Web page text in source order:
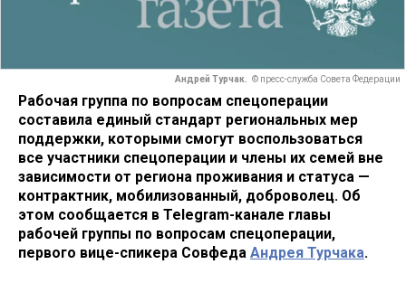
Андрей Турчак. © пресс-служба Совета Федерации
Рабочая группа по вопросам спецоперации
составила единый стандарт региональных мер
поддержки, которыми смогут воспользоваться
все участники спецоперации и члены их семей вне
зависимости от региона проживания и статуса —
контрактник, мобилизованный, доброволец. Об
этом сообщается в Telegram-канале главы
рабочей группы по вопросам спецоперации,
первого вице-спикера Совфеда Андрея Турчака.